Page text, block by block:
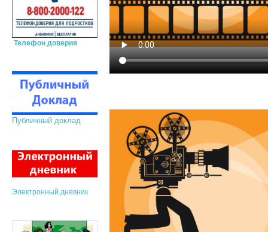
Телефон доверия
Публичный доклад
Электронный дневник